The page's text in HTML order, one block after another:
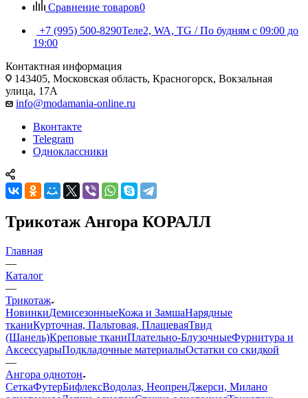
Сравнение товаров0
+7 (995) 500-8290Теле2, WA, TG / По будням c 09:00 до
19:00
Контактная информация
143405, Московская область, Красногорск, Вокзальная
улица, 17А
info@modamania-online.ru
Вконтакте
Telegram
Одноклассники
Трикотаж Ангора КОРАЛЛ
Главная
—
Каталог
—
Трикотаж
НовинкиДемисезонныеКожа и ЗамшаНарядные
тканиКурточная, Пальтовая, ПлащеваяТвид
(Шанель)Креповые тканиПлательно-БлузочныеФурнитура и
АксессуарыПодкладочные материалыОстатки со скидкой
—
Ангора однотон
СеткаФутерБифлексВодолаз, НеопренДжерси, Милано